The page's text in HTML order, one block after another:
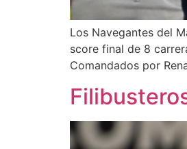
Los Navegantes del
score final de 8
Comandados por